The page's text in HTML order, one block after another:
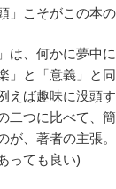
」こそがこの本の
は、何かに夢中
」と「意義」と
えば趣味に没頭
二つに比べて、
が、著者の主張
っても良い)